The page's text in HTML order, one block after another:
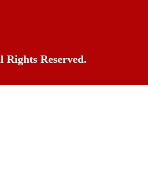
Rights Reserved.